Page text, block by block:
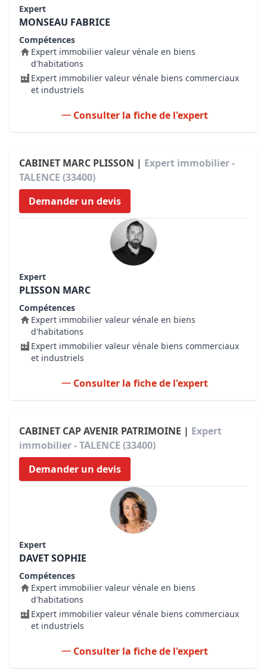
Expert
MONSEAU FABRICE
Compétences
Expert immobilier valeur vénale en biens
d'habitations
Expert immobilier valeur vénale biens commerciaux
et industriels
Consulter la fiche de l'expert
CABINET MARC PLISSON | Expert immobilier -
TALENCE (33400)
Demander un devis
Expert
PLISSON MARC
Compétences
Expert immobilier valeur vénale en biens
d'habitations
Expert immobilier valeur vénale biens commerciaux
et industriels
Consulter la fiche de l'expert
CABINET CAP AVENIR PATRIMOINE | Expert
immobilier - TALENCE (33400)
Demander un devis
Expert
DAVET SOPHIE
Compétences
Expert immobilier valeur vénale en biens
d'habitations
Expert immobilier valeur vénale biens commerciaux
et industriels
Consulter la fiche de l'expert